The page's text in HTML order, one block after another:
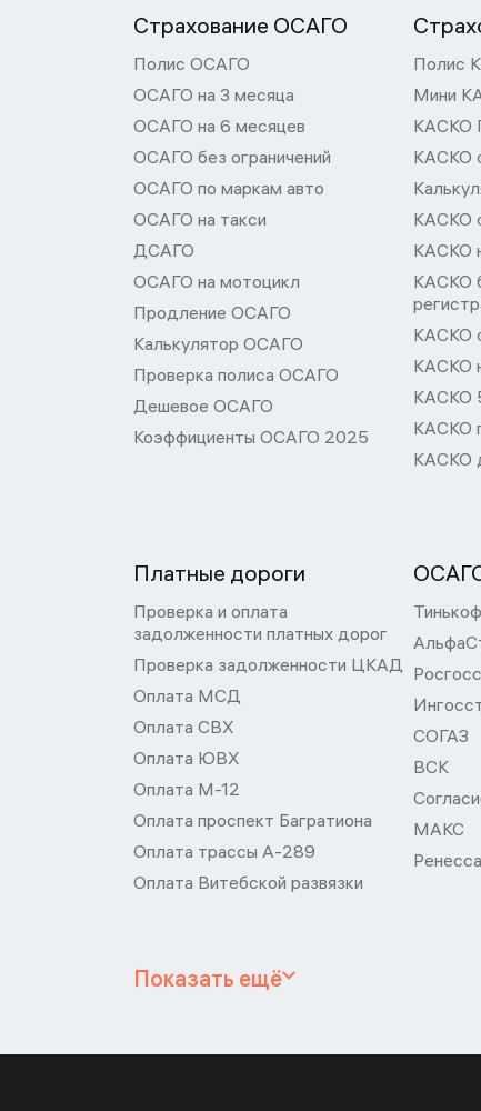
Страхование ОСАГО
Полис ОСАГО
ОСАГО на 3 месяца
ОСАГО на 6 месяцев
ОСАГО без ограничений
ОСАГО по маркам авто
ОСАГО на такси
ДСАГО
ОСАГО на мотоцикл
Продление ОСАГО
Калькулятор ОСАГО
Проверка полиса ОСАГО
Дешевое ОСАГО
Коэффициенты ОСАГО 2025
Полис
Мини
КАСКО
КАСКО
КАСКО
КАСКО
КАСКО
КАСКО
КАСКО
КАСКО
КАСКО
КАСКО
Платные дороги
Проверка и оплата
задолженности платных дорог
Проверка задолженности ЦКАД
Оплата МСД
Оплата СВХ
Оплата ЮВХ
Оплата М-12
Оплата проспект Багратиона
Оплата трассы А-289
Оплата Витебской развязки
СОГАЗ
ВСК
МАКС
Показать ещё